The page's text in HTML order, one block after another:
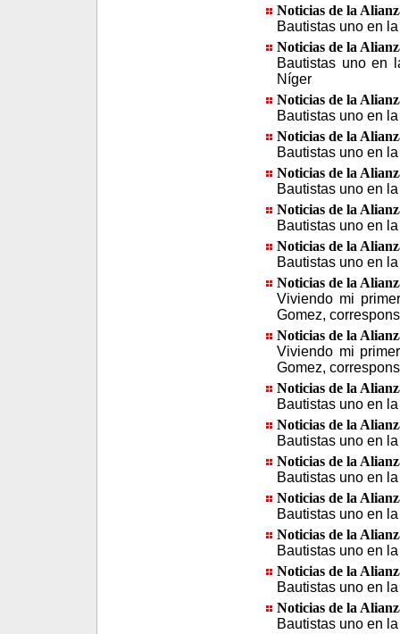
Noticias de la
Bautistas uno en
Noticias de la
Bautistas uno en
Níger
Noticias de la
Bautistas uno en
Noticias de la
Bautistas uno en
Noticias de la
Bautistas uno en
Noticias de la
Bautistas uno en
Noticias de la
Bautistas uno en
Noticias de la
Viviendo mi
Gomez,
Noticias de la
Viviendo mi
Gomez,
Noticias de la
Bautistas uno en
Noticias de la
Bautistas uno en
Noticias de la
Bautistas uno en
Noticias de la
Bautistas uno en
Noticias de la
Bautistas uno en
Noticias de la
Bautistas uno en
Noticias de la
Bautistas uno en